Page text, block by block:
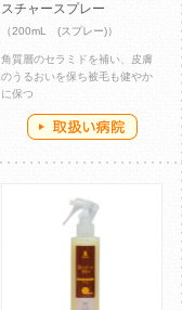
スチャースプレー
（200mL (スプレー)）
角質層のセラミドを補い、皮膚
のうるおいを保ち被毛も健やか
に保つ